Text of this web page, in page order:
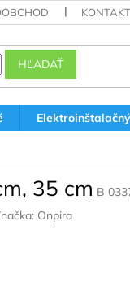
HĽADAŤ
35 cm B
Onpira